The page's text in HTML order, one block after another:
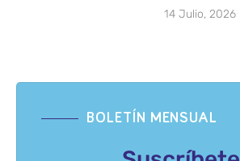
14 Julio, 2026
BOLETÍN MENSUAL